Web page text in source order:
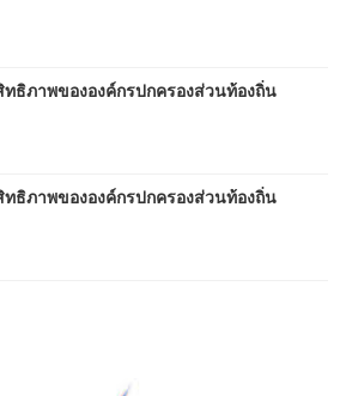
ธิภาพขององค์กรปกครองส่วนท้องถิ่น
ธิภาพขององค์กรปกครองส่วนท้องถิ่น